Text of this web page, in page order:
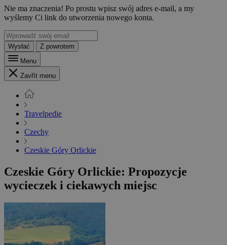
Nie ma znaczenia! Po prostu wpisz swój adres e-mail, a my
wyślemy Ci link do utworzenia nowego konta.
Wysłać
Z powrotem
Menu
Zavřít menu
Travelpedie
Czechy
Czeskie Góry Orlickie
Czeskie Góry Orlickie: Propozycje
wycieczek i ciekawych miejsc